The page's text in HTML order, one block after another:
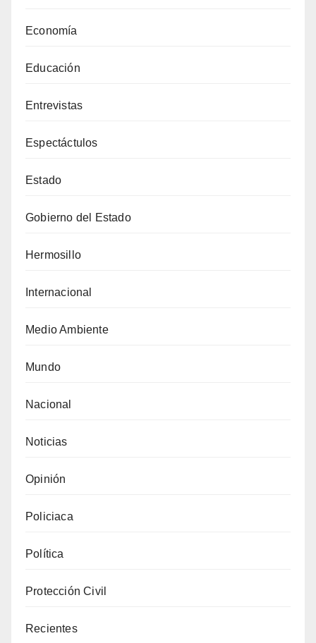
Economía
Educación
Entrevistas
Espectáctulos
Estado
Gobierno del Estado
Hermosillo
Internacional
Medio Ambiente
Mundo
Nacional
Noticias
Opinión
Policiaca
Política
Protección Civil
Recientes